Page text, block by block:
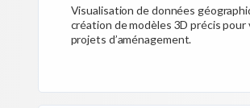
Visualisation de données
création de modèles 3D précis pour
projets d’aménagement.